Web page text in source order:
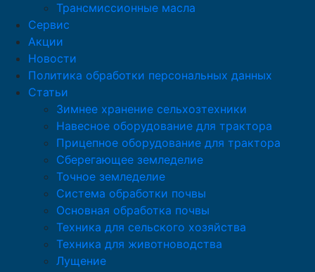
Трансмиссионные масла
Сервис
Акции
Новости
Политика обработки персональных данных
Статьи
Зимнее хранение сельхозтехники
Навесное оборудование для трактора
Прицепное оборудование для трактора
Сберегающее земледелие
Точное земледелие
Система обработки почвы
Основная обработка почвы
Техника для сельского хозяйства
Техника для животноводства
Лущение